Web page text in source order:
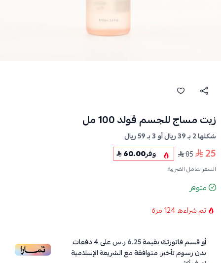
زيت مساج للجسم قولد 100 مل
شكلها 2 بـ 39 ريال أو 3 بـ 59 ريال
25
85 وفر60.00
السعر شامل الضريبة
متوفر
تم شراءه124مرة
أو قسم فاتورتك بقيمة6.25 ر.س على4دفعات
بدون رسوم تأخير، متوافقة مع الشريعة الإسلامية